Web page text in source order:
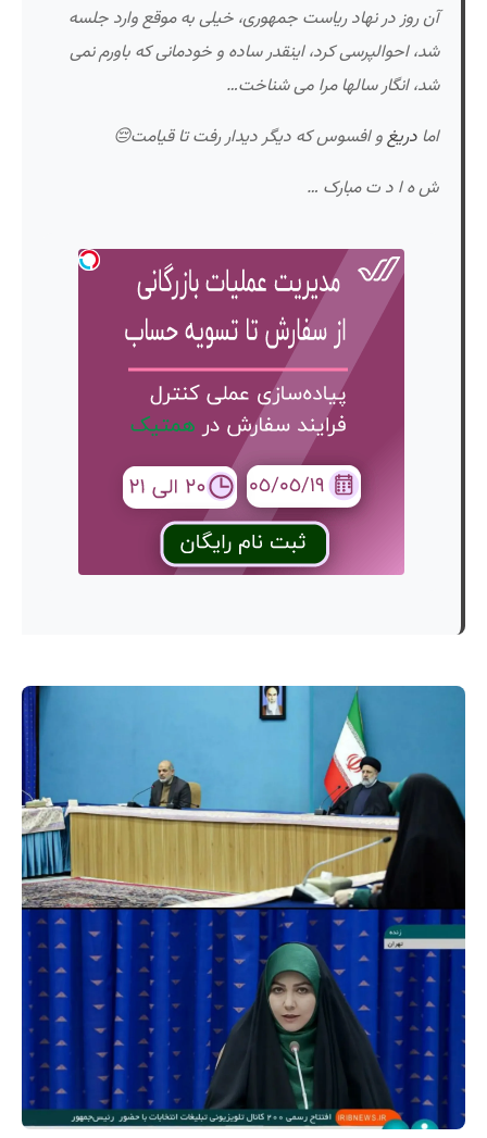
آن روز در نهاد ریاست جمهوری، خیلی به موقع وارد جلسه
شد، احوالپرسی کرد، اینقدر ساده و خودمانی که باورم نمی
شد، انگار سالها مرا می شناخت…
اما دریغو افسوس که دیگر دیدار رفت تا قیامت😔
ش ه ا د ت مبارک …